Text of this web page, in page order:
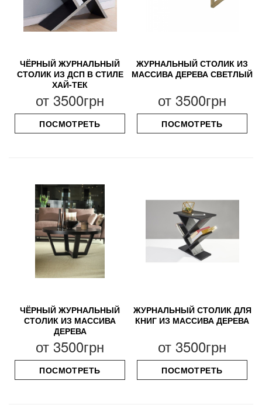
ЧЁРНЫЙ ЖУРНАЛЬНЫЙ
СТОЛИК ИЗ ДСП В СТИЛЕ
ХАЙ-ТЕК
от 3500грн
ПОСМОТРЕТЬ
ЖУРНАЛЬНЫЙ СТОЛИК ИЗ
МАССИВА ДЕРЕВА СВЕТЛЫЙ
от 3500грн
ПОСМОТРЕТЬ
ЧЁРНЫЙ ЖУРНАЛЬНЫЙ
СТОЛИК ИЗ МАССИВА
ДЕРЕВА
от 3500грн
ПОСМОТРЕТЬ
ЖУРНАЛЬНЫЙ СТОЛИК ДЛЯ
КНИГ ИЗ МАССИВА ДЕРЕВА
от 3500грн
ПОСМОТРЕТЬ